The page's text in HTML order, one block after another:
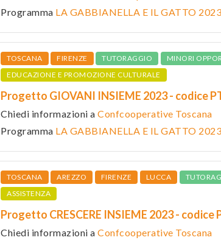
Programma LA GABBIANELLA E IL GATTO 2023
TOSCANA FIRENZE TUTORAGGIO
MINORI
EDUCAZIONE E PROMOZIONE CULTURALE
Progetto GIOVANI INSIEME 2023 - codice
Chiedi informazioni a Confcooperative Toscana
Programma LA GABBIANELLA E IL GATTO 2023
TOSCANA AREZZO FIRENZE LUCCA
ASSISTENZA
Progetto CRESCERE INSIEME 2023 -
Chiedi informazioni a Confcooperative Toscana